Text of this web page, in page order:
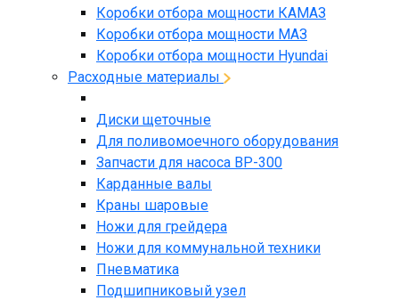
Коробки отбора мощности КАМАЗ
Коробки отбора мощности МАЗ
Коробки отбора мощности Hyundai
Расходные материалы
Диски щеточные
Для поливомоечного оборудования
Запчасти для насоса BP-300
Карданные валы
Краны шаровые
Ножи для грейдера
Ножи для коммунальной техники
Пневматика
Подшипниковый узел